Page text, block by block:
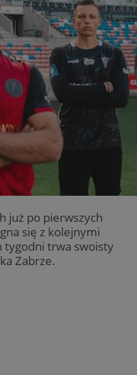
już po pierwszych
się z kolejnymi
tygodni trwa swoisty
Zabrze.